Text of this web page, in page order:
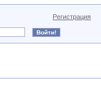
Регистрация